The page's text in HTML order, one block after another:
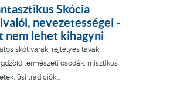
Skócia
nevezetességei -
nem lehet kihagyni
skót várak, rejtélyes tavak,
természeti csodák, misztikus
ősi tradíciók...